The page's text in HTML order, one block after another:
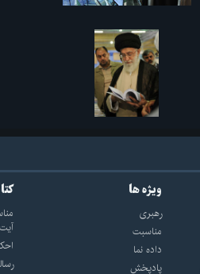
ویژه ها
رهبری
مناسبت
داده نما
پادپخش